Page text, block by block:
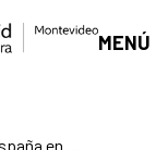
MENÚ
El viaje a Roma / Real Academia de España en Roma